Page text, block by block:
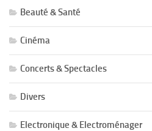
Beauté & Santé
Cinéma
Concerts & Spectacles
Divers
Electronique & Electroménager